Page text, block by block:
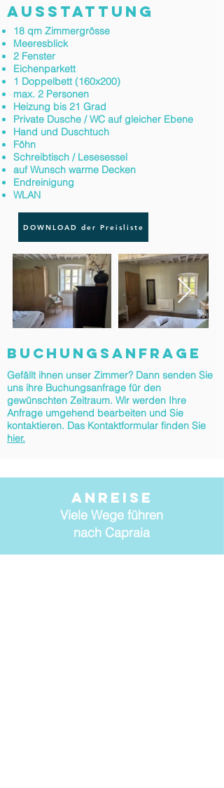
AUSSTATTUNG
18 qm Zimmergrösse
Meeresblick
2 Fenster
Eichenparkett
1 Doppelbett (160x200)
max. 2 Personen
Heizung bis 21 Grad
Private Dusche / WC auf gleicher Ebene
Hand und Duschtuch
Föhn
Schreibtisch / Lesesessel
auf Wunsch warme Decken
Endreinigung
WLAN
DOWNLOAD der Preisliste
BUCHUNGSANFRAGE
Gefällt ihnen unser Zimmer? Dann senden Sie
uns ihre Buchungsanfrage für den
gewünschten Zeitraum. Wir werden Ihre
Anfrage umgehend bearbeiten und Sie
kontaktieren. Das Kontaktformular finden Sie
hier.
Anreise
Viele Wege führen
nach Capraia